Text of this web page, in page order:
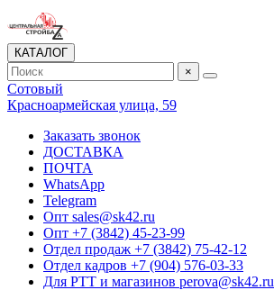
КАТАЛОГ
×
Сотовый
Красноармейская улица, 59
Заказать звонок
ДОСТАВКА
ПОЧТА
WhatsApp
Telegram
Опт sales@sk42.ru
Опт +7 (3842) 45-23-99
Отдел продаж +7 (3842) 75-42-12
Отдел кадров +7 (904) 576-03-33
Для РТТ и магазинов perova@sk42.ru